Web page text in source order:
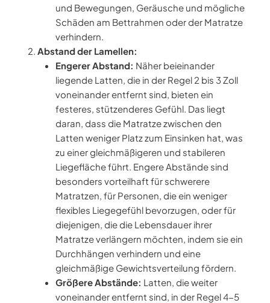
und Bewegungen, Geräusche und mögliche
Schäden am Bettrahmen oder der Matratze
verhindern.
Abstand der Lamellen:
Engerer Abstand: Näher beieinander
liegende Latten, die in der Regel 2 bis 3 Zoll
voneinander entfernt sind, bieten ein
festeres, stützenderes Gefühl. Das liegt
daran, dass die Matratze zwischen den
Latten weniger Platz zum Einsinken hat, was
zu einer gleichmäßigeren und stabileren
Liegefläche führt. Engere Abstände sind
besonders vorteilhaft für schwerere
Matratzen, für Personen, die ein weniger
flexibles Liegegefühl bevorzugen, oder für
diejenigen, die die Lebensdauer ihrer
Matratze verlängern möchten, indem sie ein
Durchhängen verhindern und eine
gleichmäßige Gewichtsverteilung fördern.
Größere Abstände: Latten, die weiter
voneinander entfernt sind, in der Regel 4-5